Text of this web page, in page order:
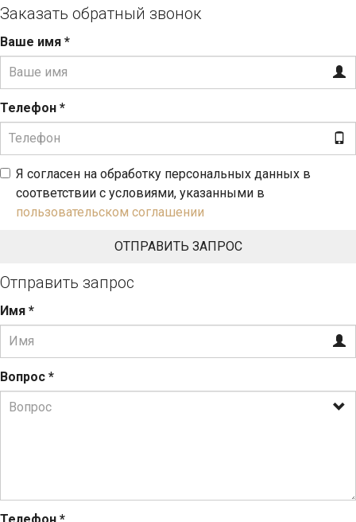
Заказать обратный звонок
Ваше имя *
Телефон *
Я согласен на обработку персональных данных в
соответствии с условиями, указанными в
пользовательском соглашении
Отправить запрос
Имя *
Вопрос *